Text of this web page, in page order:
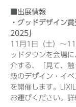
■出展情報
・グッドデザイン
2025」
11月1日（土）〜
ッドタウンを会場
介する、「見て、
級のデザイン・イ
を開催します。
お運びください。詳